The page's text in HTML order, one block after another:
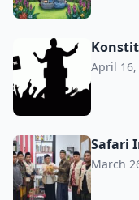
Konstitusi dan Ide
April 16,
Safari Intelektual
Safari
March